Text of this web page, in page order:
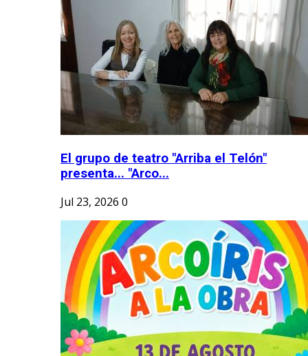
El grupo de teatro "Arriba el Telón"
presenta... "Arco...
Jul 23, 2026 0